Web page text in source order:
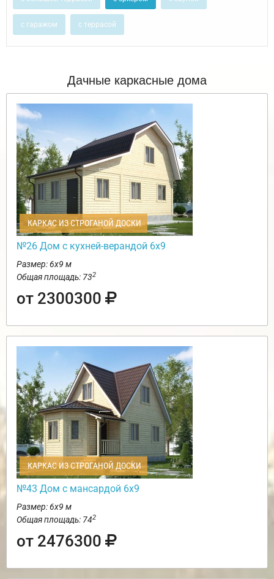
с гаражом с террасой
Дачные каркасные дома
КАРКАС ИЗ СТРОГАНОЙ ДОСКИ
№26 Дом с кухней-верандой 6х9
Размер: 6х9 м
Общая площадь: 732
от 2300300
КАРКАС ИЗ СТРОГАНОЙ ДОСКИ
№43 Дом с мансардой 6х9
Размер: 6х9 м
Общая площадь: 742
от 2476300